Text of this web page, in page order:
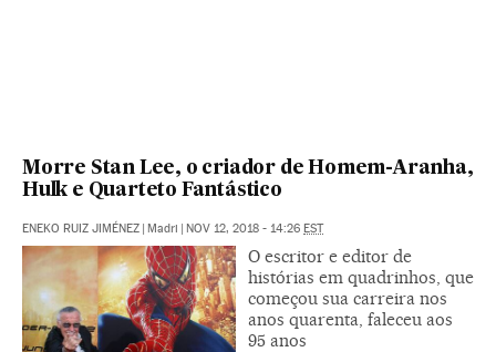
Morre Stan Lee, o criador de Homem-Aranha,
Hulk e Quarteto Fantástico
ENEKO RUIZ JIMÉNEZ | Madri | NOV 12, 2018 - 14:26 EST
O escritor e editor de
histórias em quadrinhos, que
começou sua carreira nos
anos quarenta, faleceu aos
95 anos